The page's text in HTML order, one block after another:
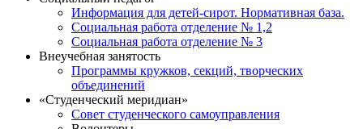
Информация для детей-сирот. Нормативная база.
Социальная работа отделение № 1,2
Социальная работа отделение № 3
Внеучебная занятость
Программы кружков, секций, творческих
объединений
«Студенческий меридиан»
Совет студенческого самоуправления